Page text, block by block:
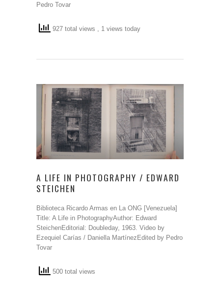
Pedro Tovar
927 total views , 1 views today
A LIFE IN PHOTOGRAPHY / EDWARD
STEICHEN
Biblioteca Ricardo Armas en La ONG [Venezuela]
Title: A Life in PhotographyAuthor: Edward
SteichenEditorial: Doubleday, 1963. Video by
Ezequiel Carías / Daniella MartínezEdited by Pedro
Tovar
500 total views